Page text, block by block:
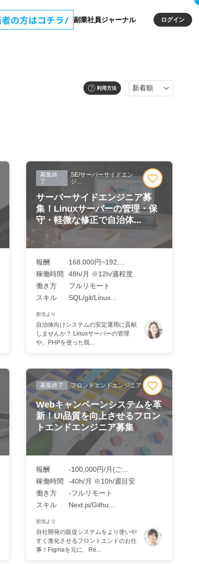
副業社員ジャーナル ログイン
利用方法
募集終
了
SE/サーバーサイドエン
ジ...
サーバーサイドエンジニア募
集！Linuxサーバーの管理・保
守・軽微な修正で自治体...
報酬
168,000円~192,...
稼働時間
48h/月 ※12h/週程度
働き方
フルリモート
スキル
SQL/git/Linux...
担当より
自治体向けシステムの安定運用に貢献
しませんか？ Linuxサーバーの管理
や、PHPを使った既...
募集終了 フロントエンドエンジニア
Webキャンペーンシステムを革
新！UI品質を向上させるフロン
トエンドエンジニア募集
報酬
-100,000円/月(ご...
稼働時間
-40h/月 ※10h/週目安
働き方
-フルリモート
スキル
Next.js/Githu...
担当より
自社開発の販促システムをより使いや
すく進化させるフロントエンドのお仕
事！Figmaを元に、Re...